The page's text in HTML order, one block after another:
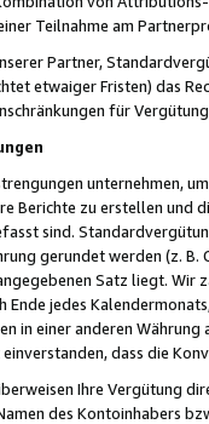
Teilnahme am
Partner,
etwaiger Fristen) das
für
unternehmen,
Berichte zu erstellen und
sind.
gerundet werden (z.
Satz liegt.
Ende jedes
in einer anderen
dass die
Ihre Vergütung
des Kontoinhabers